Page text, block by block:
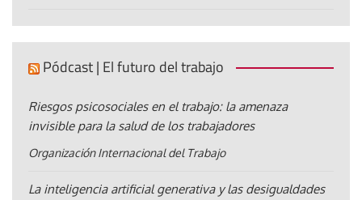
Pódcast | El futuro del trabajo
Riesgos psicosociales en el trabajo: la amenaza
invisible para la salud de los trabajadores
Organización Internacional del Trabajo
La inteligencia artificial generativa y las desigualdades